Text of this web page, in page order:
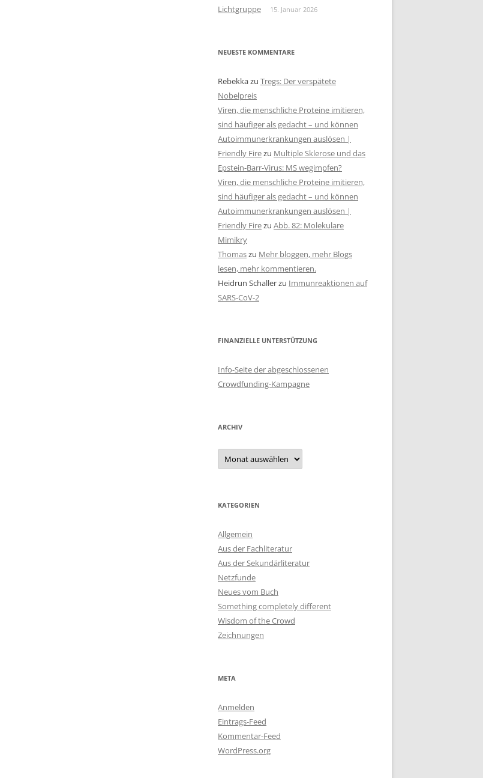
Lichtgruppe 15. Januar 2026
NEUESTE KOMMENTARE
Rebekkazu Tregs: Der verspätete
Nobelpreis
Viren, die menschliche Proteine imitieren,
sind häufiger als gedacht – und können
Autoimmunerkrankungen auslösen |
Friendly Firezu Multiple Sklerose und das
Epstein-Barr-Virus: MS wegimpfen?
Viren, die menschliche Proteine imitieren,
sind häufiger als gedacht – und können
Autoimmunerkrankungen auslösen |
Friendly Firezu Abb. 82: Molekulare
Mimikry
Thomaszu Mehr bloggen, mehr Blogs
lesen, mehr kommentieren.
Heidrun Schallerzu Immunreaktionen auf
SARS-CoV-2
FINANZIELLE UNTERSTÜTZUNG
Info-Seite der abgeschlossenen
Crowdfunding-Kampagne
ARCHIV
Archiv
KATEGORIEN
Allgemein
Aus der Fachliteratur
Aus der Sekundärliteratur
Netzfunde
Neues vom Buch
Something completely different
Wisdom of the Crowd
Zeichnungen
META
Anmelden
Eintrags-Feed
Kommentar-Feed
WordPress.org